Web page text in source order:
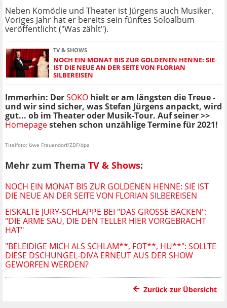
Neben Komödie und Theater ist Jürgens auch Musiker.
Voriges Jahr hat er bereits sein fünftes Soloalbum
veröffentlicht ("Was zählt").
TV & SHOWS
NOCH EIN MONAT BIS ZUR GOLDENEN HENNE: SIE
IST DIE NEUE AN DER SEITE VON FLORIAN
SILBEREISEN
Immerhin: DerSOKO hielt er am längsten die Treue -
und wir sind sicher, was Stefan Jürgens anpackt, wird
gut... ob im Theater oder Musik-Tour. Auf seiner >>
Homepagestehen schon unzählige Termine für 2021!
Titelfoto: Uwe Frauendorf/ZDF/dpa
Mehr zum Thema TV & Shows:
NOCH EIN MONAT BIS ZUR GOLDENEN HENNE: SIE IST
DIE NEUE AN DER SEITE VON FLORIAN SILBEREISEN
EISKALTE JURY-SCHLAPPE BEI "DAS GROSSE BACKEN": "
DIE ARME SAU, DIE DEN TELLER HIER VORGEBRACHT H
AT"
"BELEIDIGE MICH ALS SCHLAM**, FOT**, HU**": SOLLTE
DIESE DSCHUNGEL-DIVA ERNEUT AUS DER SHOW
GEWORFEN WERDEN?
Zurück zur Übersicht